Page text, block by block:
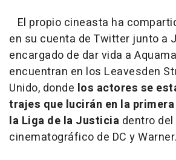
El propio cineasta ha
en su cuenta de Twitter junto a
encargado de dar vida a
encuentran en los Leavesden
Unido, donde los actores se
trajes que lucirán en la
la Liga de la Justicia dentro
cinematográfico de DC y Warner.